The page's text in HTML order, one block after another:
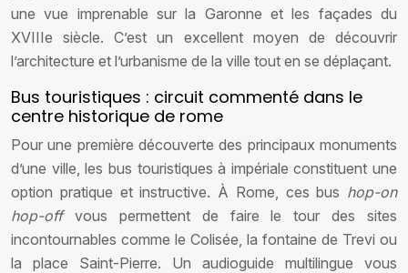
une vue imprenable sur la Garonne et les façades du
XVIIIe siècle. C’est un excellent moyen de découvrir
l’architecture et l’urbanisme de la ville tout en se déplaçant.
Bus touristiques : circuit commenté dans le
centre historique de rome
Pour une première découverte des principaux monuments
d’une ville, les bus touristiques à impériale constituent une
option pratique et instructive. À Rome, ces bus hop-on
hop-off vous permettent de faire le tour des sites
incontournables comme le Colisée, la fontaine de Trevi ou
la place Saint-Pierre. Un audioguide multilingue vous